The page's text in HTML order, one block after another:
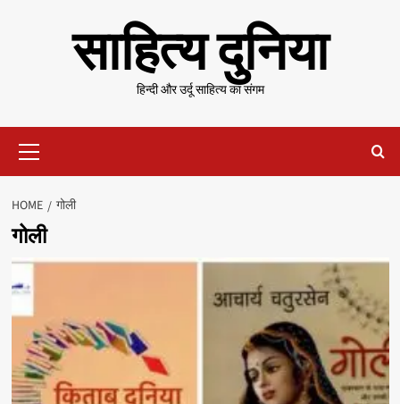
साहित्य दुनिया
हिन्दी और उर्दू साहित्य का संगम
Menu
HOME गोली
गोली